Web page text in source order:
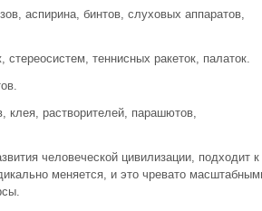
аспирина, бинтов, слуховых аппаратов,
теннисных ракеток, палаток.
клея, растворителей, парашютов,
человеческой цивилизации, подходит к
меняется, и это чревато